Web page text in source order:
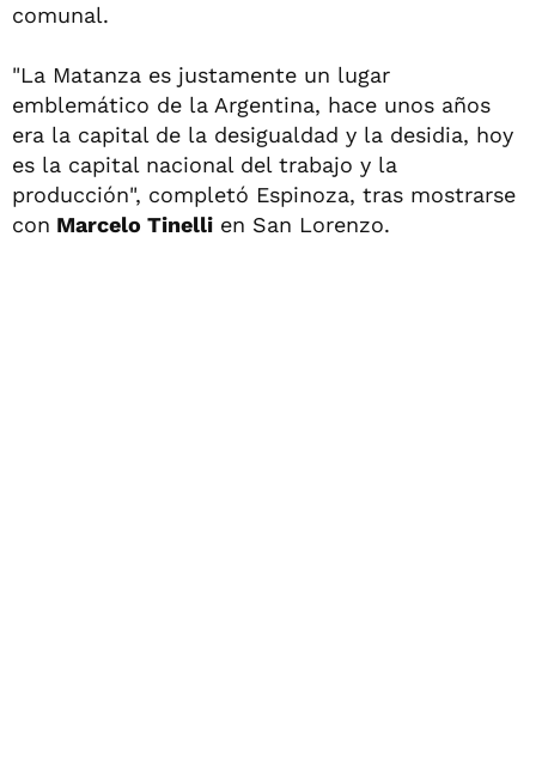
comunal.
"La Matanza es justamente un lugar
emblemático de la Argentina, hace unos años
era la capital de la desigualdad y la desidia, hoy
es la capital nacional del trabajo y la
producción", completó Espinoza, tras mostrarse
con Marcelo Tinelli en San Lorenzo.